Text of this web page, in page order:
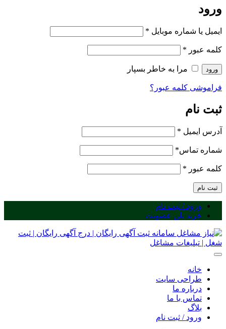
ورود
ایمیل یا شماره موبایل *
کلمه عبور *
ورود مرا به خاطر بسپار
فراموشی کلمه عبور؟
ثبت نام
آدرس ایمیل *
شماره تماس*
کلمه عبور *
ثبت نام
ورود / ثبت نام
خرید پلن عضویت
خانه
طراحی سایت
درباره ما
تماس با ما
بلاگ
ورود / ثبت نام